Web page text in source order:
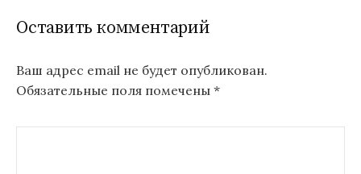
Оставить комментарий
Ваш адрес email не будет опубликован.
Обязательные поля помечены *